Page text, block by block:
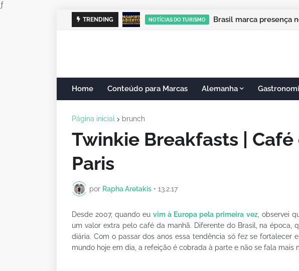
ƒ
TRENDING NOTÍCIAS DO TURISMO Brasil marca
NOTÍCIAS DO TURISMO Campos do Jordão vai
Home Conteúdo para Marcas Alemanha
Página inicial brunch
Twinkie Breakfasts |
Paris
por Rapha Aretakis • 13.2.17
Desde 2007, quando euvim à Europa pela primeira vez, observei
um valor extra pelo café da manhã. Diferente do Brasil, na época,
diária. Com o passar dos anos essa tendência só fez se fortalecer
mundo hoje em dia, a refeição é cobrada à parte e não se fala mais